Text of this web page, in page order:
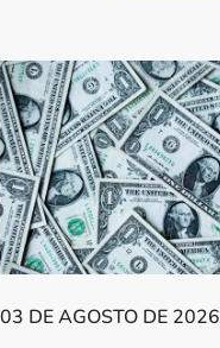
03 DE AGOSTO DE 2026